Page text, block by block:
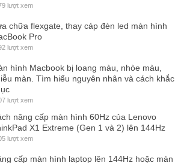
lượt xem
chữa flexgate, thay cáp đèn led màn hình
Pro
lượt xem
hình Macbook bị loang màu, nhòe màu,
màn. Tìm hiểu nguyên nhân và cách khắc
lượt xem
nâng cấp màn hình 60Hz của Lenovo
X1 Extreme (Gen 1 và 2) lên 144Hz
lượt xem
cấp màn hình laptop lên 144Hz hoặc màn